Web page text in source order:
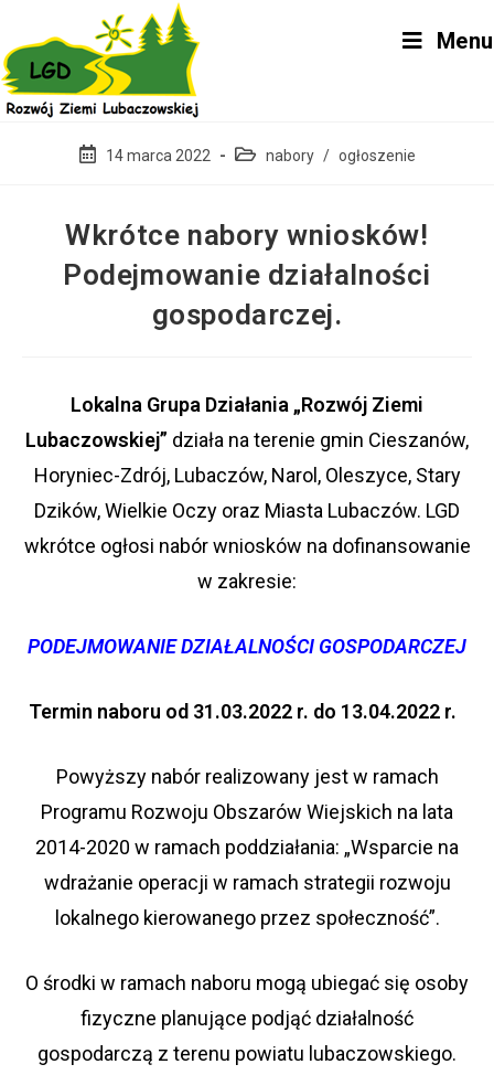
content
Menu
Post14 marca 2022
Post nabory / ogłoszenie
Wkrótce nabory wniosków!
Podejmowanie działalności
gospodarczej.
Lokalna Grupa Działania „Rozwój Ziemi
Lubaczowskiej” działa na terenie gmin Cieszanów,
Horyniec-Zdrój, Lubaczów, Narol, Oleszyce, Stary
Dzików, Wielkie Oczy oraz Miasta Lubaczów. LGD
wkrótce ogłosi nabór wniosków na dofinansowanie
w zakresie:
PODEJMOWANIE DZIAŁALNOŚCI GOSPODARCZEJ
Termin naboru od 31.03.2022 r. do 13.04.2022 r.
Powyższy nabór realizowany jest w ramach
Programu Rozwoju Obszarów Wiejskich na lata
2014-2020 w ramach poddziałania: „Wsparcie na
wdrażanie operacji w ramach strategii rozwoju
lokalnego kierowanego przez społeczność”.
O środki w ramach naboru mogą ubiegać się osoby
fizyczne planujące podjąć działalność
gospodarczą z terenu powiatu lubaczowskiego.